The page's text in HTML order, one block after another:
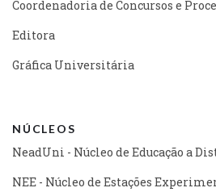
Coordenadoria de Concursos e
Editora
Gráfica Universitária
NÚCLEOS
NeadUni - Núcleo de Educação a
NEE - Núcleo de Estações